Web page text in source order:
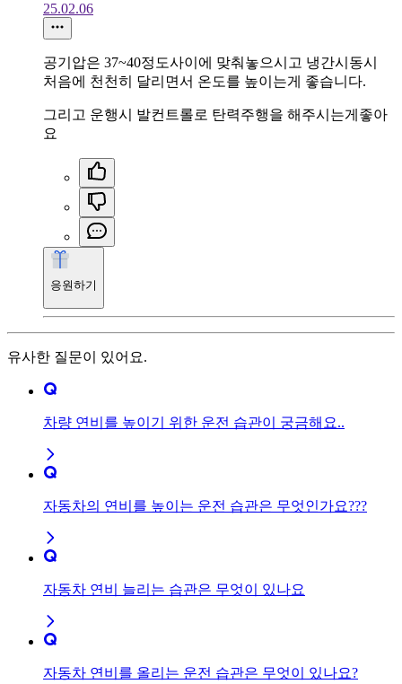
25.02.06
공기압은 37~40정도사이에 맞춰놓으시고 냉간시동시
처음에 천천히 달리면서 온도를 높이는게 좋습니다.
그리고 운행시 발컨트롤로 탄력주행을 해주시는게좋아
요
응원하기
유사한 질문이 있어요.
차량 연비를 높이기 위한 운전 습관이 궁금해요..
자동차의 연비를 높이는 운전 습관은 무엇인가요???
자동차 연비 늘리는 습관은 무엇이 있나요
자동차 연비를 올리는 운전 습관은 무엇이 있나요?